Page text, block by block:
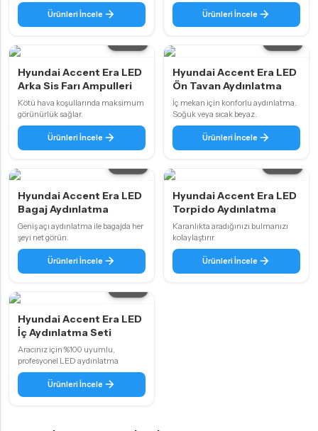
Ürünleri İncele Ürünleri İncele
Hyundai Accent Era LED
Arka Sis Farı Ampulleri
Kötü hava koşullarında maksimum
görünürlük sağlar.
Ürünleri İncele
Hyundai Accent Era LED
Ön Tavan Aydınlatma
İç mekan için konforlu aydınlatma.
Soğuk veya sıcak beyaz.
Ürünleri İncele
Hyundai Accent Era LED
Bagaj Aydınlatma
Geniş açı aydınlatma ile bagajda her
şeyi net görün.
Ürünleri İncele
Hyundai Accent Era LED
Torpido Aydınlatma
Karanlıkta aradığınızı bulmanızı
kolaylaştırır.
Ürünleri İncele
Hyundai Accent Era LED
İç Aydınlatma Seti
Aracınız için %100 uyumlu,
profesyonel LED aydınlatma
Ürünleri İncele